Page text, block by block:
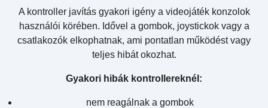
A kontroller javítás gyakori igény a videojáték konzolok
használói körében. Idővel a gombok, joystickok vagy a
csatlakozók elkophatnak, ami pontatlan működést vagy
teljes hibát okozhat.
Gyakori hibák kontrollereknél:
nem reagálnak a gombok